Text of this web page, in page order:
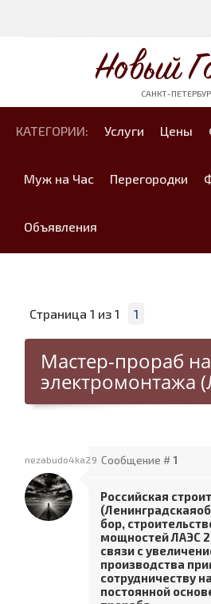
Новый
САНКТ-
КАТЕГОРИИ: Услуги Цены
Муж на Час Перегородки
Объявления
Страница 1 из 1 1
Мастер-прораб
электромонтажа
nezabudo4ka29 Сообщение #1
Российская
бор,
мощностей ЛАЭС
связи с
производства
сотрудничеству на
постоянной